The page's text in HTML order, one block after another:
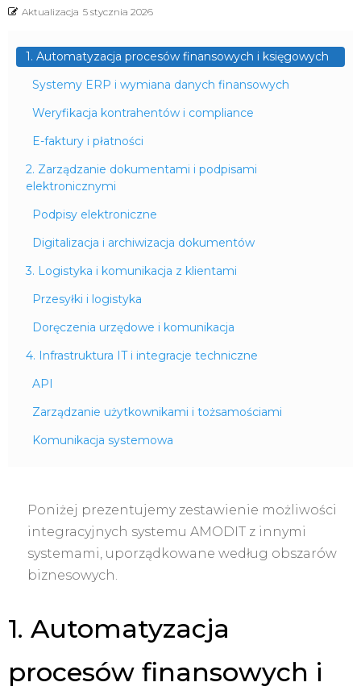
Aktualizacja 5 stycznia 2026
1. Automatyzacja procesów finansowych i księgowych
Systemy ERP i wymiana danych finansowych
Weryfikacja kontrahentów i compliance
E-faktury i płatności
2. Zarządzanie dokumentami i podpisami
elektronicznymi
Podpisy elektroniczne
Digitalizacja i archiwizacja dokumentów
3. Logistyka i komunikacja z klientami
Przesyłki i logistyka
Doręczenia urzędowe i komunikacja
4. Infrastruktura IT i integracje techniczne
API
Zarządzanie użytkownikami i tożsamościami
Komunikacja systemowa
Poniżej prezentujemy zestawienie możliwości
integracyjnych systemu AMODIT z innymi
systemami, uporządkowane według obszarów
biznesowych.
1. Automatyzacja
procesów finansowych i